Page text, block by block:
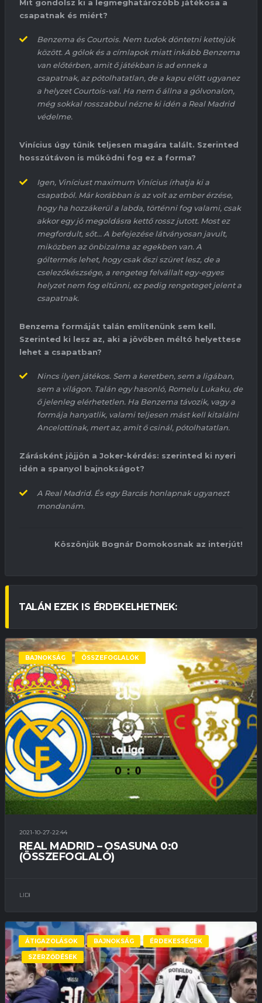
Mit gondolsz ki a legmeghatározóbb játékosa a
csapatnak és miért?
Benzema és Courtois. Nem tudokdöntetnikettejük
között.A gólok és a címlapok miatt inkábbBenzema
van előtérben, amit ő játékban is ad ennek a
csapatnak, az pótolhatatlan, de a kapu előtt ugyanez
a helyzetCourtois-val. Ha nem ő állna a gólvonalon,
még sokkalrosszabbulnézne ki idén a Real Madrid
védelme.
Vinícius úgy tűnik teljesen magára talált. Szerinted
hosszútávon is működni fog ez a forma?
Igen, Viníciustmaximum Vinícius írhatja ki a
csapatból. Már korábban is az volt az ember érzése,
hogy ha hozzákerül a labda, történni fog valami, csak
akkor egy jó megoldásra kettő rossz jutott. Most ez
megfordult, sőt… A befejezése látványosan javult,
miközben az önbizalma azegekben van. A
góltermés lehet, hogy csak őszi szüret lesz, de a
cselezőkészsége, a rengeteg felvállalt egy-egyes
helyzet nem fog eltűnni, ez pedig rengeteget jelent a
csapatnak.
Benzema formáját talán említenünk sem kell.
Szerinted ki lesz az, aki a jövőben méltó helyettese
lehet a csapatban?
Nincs ilyen játékos. Sem a keretben, sem a ligában,
sem a világon. Talán egyhasonló, Romelu Lukaku, de
ő jelenleg elérhetetlen. Ha Benzema távozik, vagy a
formája hanyatlik, valami teljesen mást kell kitalálni
Ancelottinak, mert az, amit ő csinál, pótolhatatlan.
Zárásként jöjjön a Joker-kérdés: szerinted ki nyeri
idén a spanyol bajnokságot?
A Real Madrid. És egyBarcás honlapnak ugyanezt
mondanám.
Köszönjük Bognár Domokosnak az interjút!
TALÁN EZEK IS ÉRDEKELHETNEK:
BAJNOKSÁG ÖSSZEFOGLALÓK
2021-10-27-22:44
REAL MADRID – OSASUNA 0:0
(ÖSSZEFOGLALÓ)
LIDI
ÁTIGAZOLÁSOK BAJNOKSÁG ÉRDEKESSÉGEK
SZERZŐDÉSEK